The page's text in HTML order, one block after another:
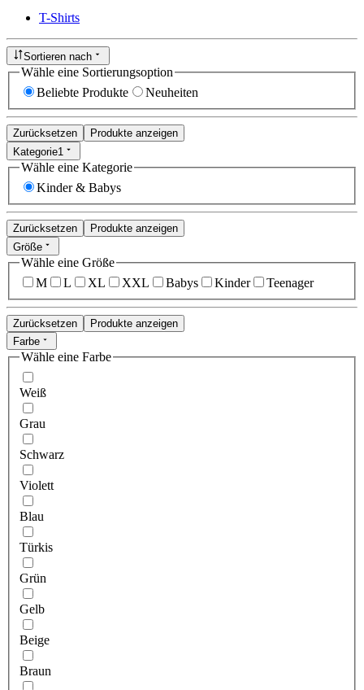
T-Shirts
Sortieren nach
Wähle eine Sortierungsoption
Beliebte Produkte
Neuheiten
Zurücksetzen
Produkte anzeigen
Kategorie1
Wähle eine Kategorie
Kinder & Babys
Zurücksetzen
Produkte anzeigen
Größe
Wähle eine Größe
M
L XL XXL Babys Kinder Teenager
Zurücksetzen
Produkte anzeigen
Farbe
Wähle eine Farbe
Weiß
Grau
Schwarz
Violett
Blau
Türkis
Grün
Gelb
Beige
Braun